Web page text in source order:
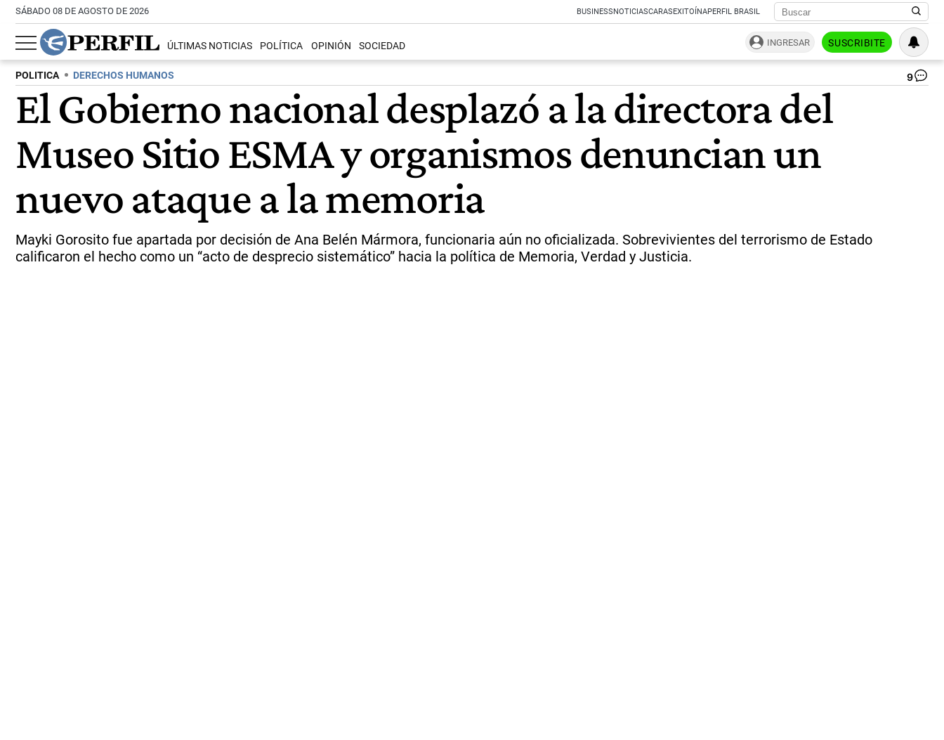
SÁBADO 08 DE AGOSTO DE 2026 BUSINESSNOTICIASCARASEXITOÍNAPERFIL BRASIL
ÚLTIMAS NOTICIAS POLÍTICA OPINIÓN SOCIEDAD INGRESAR SUSCRIBITE
POLITICA DERECHOS HUMANOS 9
El Gobierno nacional desplazó a la directora del
Museo Sitio ESMA y organismos denuncian un
nuevo ataque a la memoria
Mayki Gorosito fue apartada por decisión de Ana Belén Mármora, funcionaria aún no oficializada. Sobrevivientes del terrorismo de Estado
calificaron el hecho como un “acto de desprecio sistemático” hacia la política de Memoria, Verdad y Justicia.